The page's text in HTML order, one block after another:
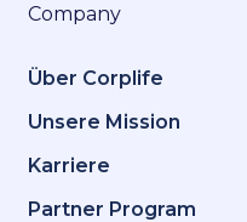
Company
Über Corplife
Unsere Mission
Karriere
Partner Program